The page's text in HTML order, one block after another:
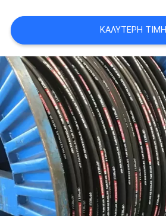
ΈΝΑ
ΑΠΌΣΠΑΣΜΑ
SITEMAP
PRIVACY
POLICY
ΚΑΛΎΤΕΡΗ ΤΙΜΉ